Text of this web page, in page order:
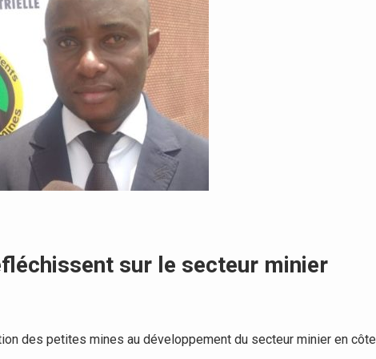
sur le secteur minier
des petites mines au développement du secteur minier en côte